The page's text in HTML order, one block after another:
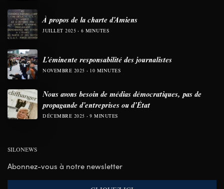
À propos de la charte d’Amiens
JUILLET 2025 6 MINUTES
L’éminente responsabilité des journalistes
NOVEMBRE 2025 10 MINUTES
Nous avons besoin de médias démocratiques, pas de
propagande d’entreprises ou d’État
DÉCEMBRE 2025 9 MINUTES
SILONEWS
Abonnez-vous à notre newsletter